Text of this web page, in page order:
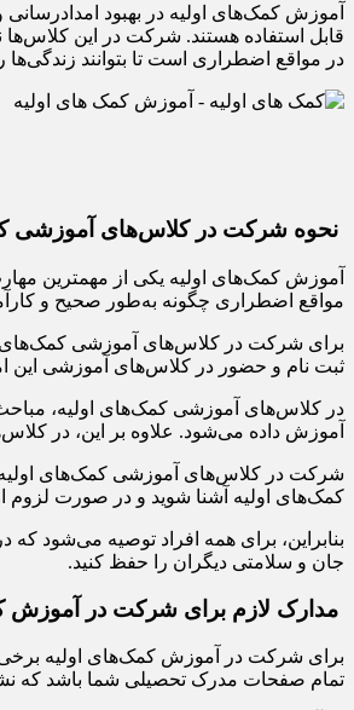
آموزش کمک‌های اولیه در بهبود
قابل استفاده هستند. شرکت در این
در مواقع اضطراری است تا بتوانند زندگی‌ها
نحوه شرکت در کلاس‌های آموزشی
آموزش کمک‌های اولیه یکی از مهمترین
مواقع اضطراری چگونه به‌طور صحیح و
برای شرکت در کلاس‌های آموزشی کمک‌های
ثبت نام و حضور در کلاس‌های آموزشی این
در کلاس‌های آموزشی کمک‌های اولیه،
آموزش داده می‌شود. علاوه بر این، در
شرکت در کلاس‌های آموزشی کمک‌های اولیه
کمک‌های اولیه آشنا شوید و در صورت لزوم
بنابراین، برای همه افراد توصیه می‌شود
جان و سلامتی دیگران را حفظ کنید.
مدارک لازم برای شرکت در آموزش
برای شرکت در آموزش کمک‌های اولیه برخی
تمام صفحات مدرک تحصیلی شما باشد که